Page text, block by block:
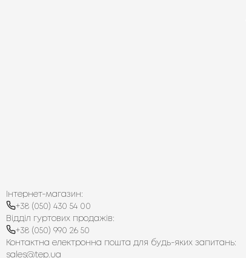
Інтернет-магазин:
+38 (050) 430 54 00
Відділ гуртових продажів:
+38 (050) 990 26 50
Контактна електронна пошта для будь-яких запитань:
sales@tep.ua